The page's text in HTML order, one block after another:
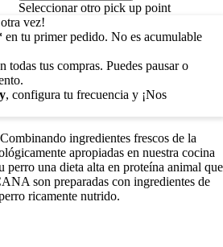
Seleccionar otro pick up point
vez!
en tu primer pedido. No es acumulable
todas tus compras. Puedes pausar o
, configura tu frecuencia y ¡Nos
ingredientes frescos de la
apropiadas en nuestra cocina
perro una dieta alta en proteína animal que
son preparadas con ingredientes de
ricamente nutrido.